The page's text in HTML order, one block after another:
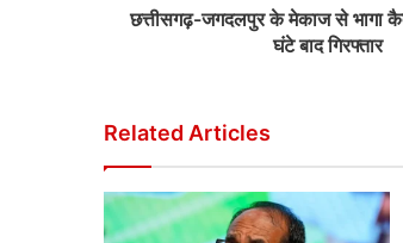
छत्तीसगढ़-जगदलपुर के मेकाज से भागा
घंटे बाद गिरफ्तार
Related Articles